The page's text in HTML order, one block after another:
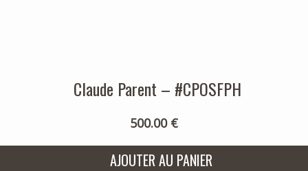
Claude Parent – #CPOSFPH
500.00 €
AJOUTER AU PANIER